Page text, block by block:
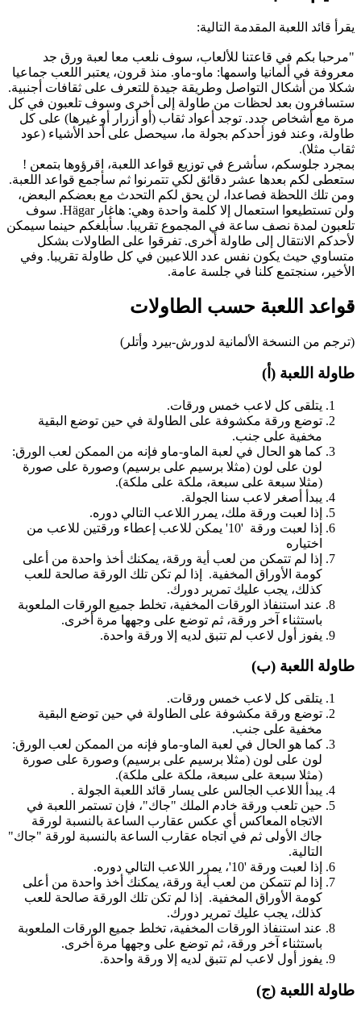
يقرأ قائد اللعبة المقدمة التالية:
"مرحبا بكم في قاعتنا للألعاب، سوف نلعب معا لعبة ورق جد
معروفة في ألمانيا واسمها: ماو-ماو. منذ قرون، يعتبر اللعب جماعيا
شكلا من أشكال التواصل وطريقة جيدة للتعرف على ثقافات أجنبية.
ستسافرون بعد لحظات من طاولة إلى أخرى وسوف تلعبون في كل
مرة مع أشخاص جدد. توجد أعواد ثقاب (أو أزرار أو غيرها) على كل
طاولة، وعند فوز أحدكم بجولة ما، سيحصل على أحد الأشياء (عود
ثقاب مثلا).
بمجرد جلوسكم، سأشرع في توزيع قواعد اللعبة، اقرؤوها بتمعن !
ستعطى لكم بعدها عشر دقائق لكي تتمرنوا ثم سأجمع قواعد اللعبة.
ومن تلك اللحظة فصاعدا، لن يحق لكم التحدث مع بعضكم البعض،
ولن تستطيعوا استعمال إلا كلمة واحدة وهي: هاغار Hägar. سوف
تلعبون لمدة نصف ساعة في المجموع تقريبا. سأبلغكم حينما سيمكن
لأحدكم الانتقال إلى طاولة أخرى. تفرقوا على الطاولات بشكل
متساوي حيث يكون نفس عدد اللاعبين في كل طاولة تقريبا. وفي
الأخير، سنجتمع كلنا في جلسة عامة.
قواعد اللعبة حسب الطاولات
(ترجم من النسخة الألمانية لدورش-بيرد وأتلر)
طاولة اللعبة (أ)
يتلقى كل لاعب خمس ورقات.
توضع ورقة مكشوفة على الطاولة في حين توضع البقية
مخفية على جنب.
كما هو الحال في لعبة الماو-ماو فإنه من الممكن لعب الورق:
لون على لون (مثلا برسيم على برسيم) وصورة على صورة
(مثلا سبعة على سبعة، ملكة على ملكة).
يبدأ أصغر لاعب سنا الجولة.
إذا لعبت ورقة ملك، يمرر اللاعب التالي دوره.
إذا لعبت ورقة '10' يمكن للاعب إعطاء ورقتين للاعب من
اختياره
إذا لم تتمكن من لعب أية ورقة، يمكنك أخذ واحدة من أعلى
كومة الأوراق المخفية. إذا لم تكن تلك الورقة صالحة للعب
كذلك، يجب عليك تمرير دورك.
عند استنفاذ الورقات المخفية، تخلط جميع الورقات الملعوبة
باستثناء آخر ورقة، ثم توضع على وجهها مرة أخرى.
يفوز أول لاعب لم تتبق لديه إلا ورقة واحدة.
طاولة اللعبة (ب)
يتلقى كل لاعب خمس ورقات.
توضع ورقة مكشوفة على الطاولة في حين توضع البقية
مخفية على جنب.
كما هو الحال في لعبة الماو-ماو فإنه من الممكن لعب الورق:
لون على لون (مثلا برسيم على برسيم) وصورة على صورة
(مثلا سبعة على سبعة، ملكة على ملكة).
يبدأ اللاعب الجالس على يسار قائد اللعبة الجولة .
حين تلعب ورقة خادم الملك "جاك"، فإن تستمر اللعبة في
الاتجاه المعاكس أي عكس عقارب الساعة بالنسبة لورقة
جاك الأولى ثم في اتجاه عقارب الساعة بالنسبة لورقة "جاك"
التالية.
إذا لعبت ورقة '10'، يمرر اللاعب التالي دوره.
إذا لم تتمكن من لعب أية ورقة، يمكنك أخذ واحدة من أعلى
كومة الأوراق المخفية. إذا لم تكن تلك الورقة صالحة للعب
كذلك، يجب عليك تمرير دورك.
عند استنفاذ الورقات المخفية، تخلط جميع الورقات الملعوبة
باستثناء آخر ورقة، ثم توضع على وجهها مرة أخرى.
يفوز أول لاعب لم تتبق لديه إلا ورقة واحدة.
طاولة اللعبة (ج)